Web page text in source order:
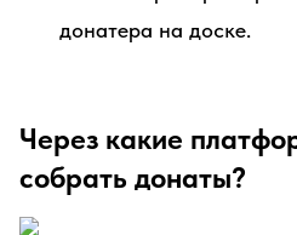
донатера на доске.
Через какие
собрать донаты?